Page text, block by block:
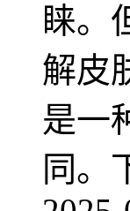
睐。
解皮
是一
同。